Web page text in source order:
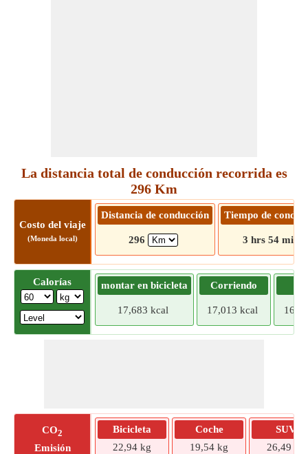
La distancia total de conducción recorrida es
296 Km
Costo del viaje
(Moneda local)
Distancia de conducción
296
Tiempo de
3 hrs 54 mins
Calorías montar en bicicleta
17,683 kcal
Corriendo
17,013 kcal
CO2
Emisión
Bicicleta
22,94 kg
Coche
19,54 kg
SUV
26,49 kg